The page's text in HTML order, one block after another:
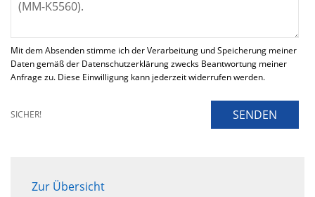
Mit dem Absenden stimme ich der Verarbeitung und Speicherung meiner
Daten gemäß der Datenschutzerklärung zwecks Beantwortung meiner
Anfrage zu. Diese Einwilligung kann jederzeit widerrufen werden.
SICHER! SENDEN
Zur Übersicht